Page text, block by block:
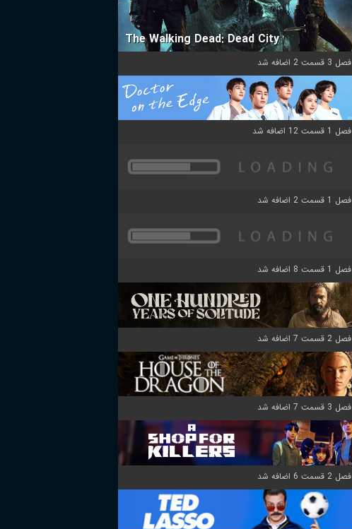
The Walking Dead: Dead City
فصل 3 قسمت 2 اضافه شد
فصل 1 قسمت 12 اضافه شد
فصل 1 قسمت 2 اضافه شد
فصل 1 قسمت 8 اضافه شد
فصل 2 قسمت 7 اضافه شد
فصل 3 قسمت 7 اضافه شد
فصل 2 قسمت 6 اضافه شد